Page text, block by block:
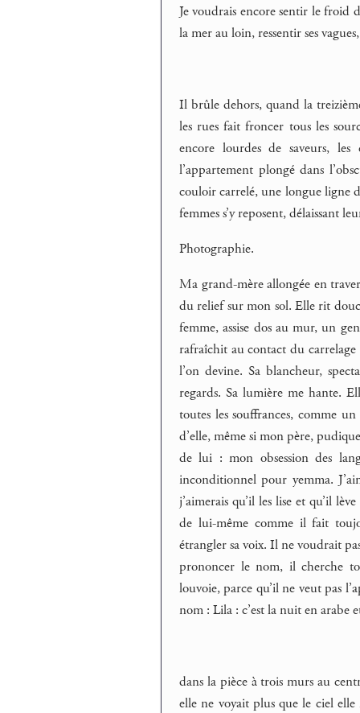
Je voudrais encore sentir le froid
la mer au loin, ressentir ses
Il brûle dehors, quand la
les rues fait froncer tous les
encore lourdes de saveurs,
l’appartement plongé dans
couloir carrelé, une longue ligne
femmes s’y reposent, délaissant
Photographie.
Ma grand-mère allongée en
du relief sur mon sol. Elle rit
femme, assise dos au mur, un
rafraîchit au contact du carrelage
l’on devine. Sa blancheur,
regards. Sa lumière me hante.
toutes les souffrances, comme
d’elle, même si mon père,
de lui : mon obsession des
inconditionnel pour yemma.
j’aimerais qu’il les lise et qu’il
de lui-même comme il fait
étrangler sa voix. Il ne voudrait
prononcer le nom, il cherche
louvoie, parce qu’il ne veut pas
nom : Lila : c’est la nuit en arabe
dans la pièce à trois murs au
elle ne voyait plus que le ciel